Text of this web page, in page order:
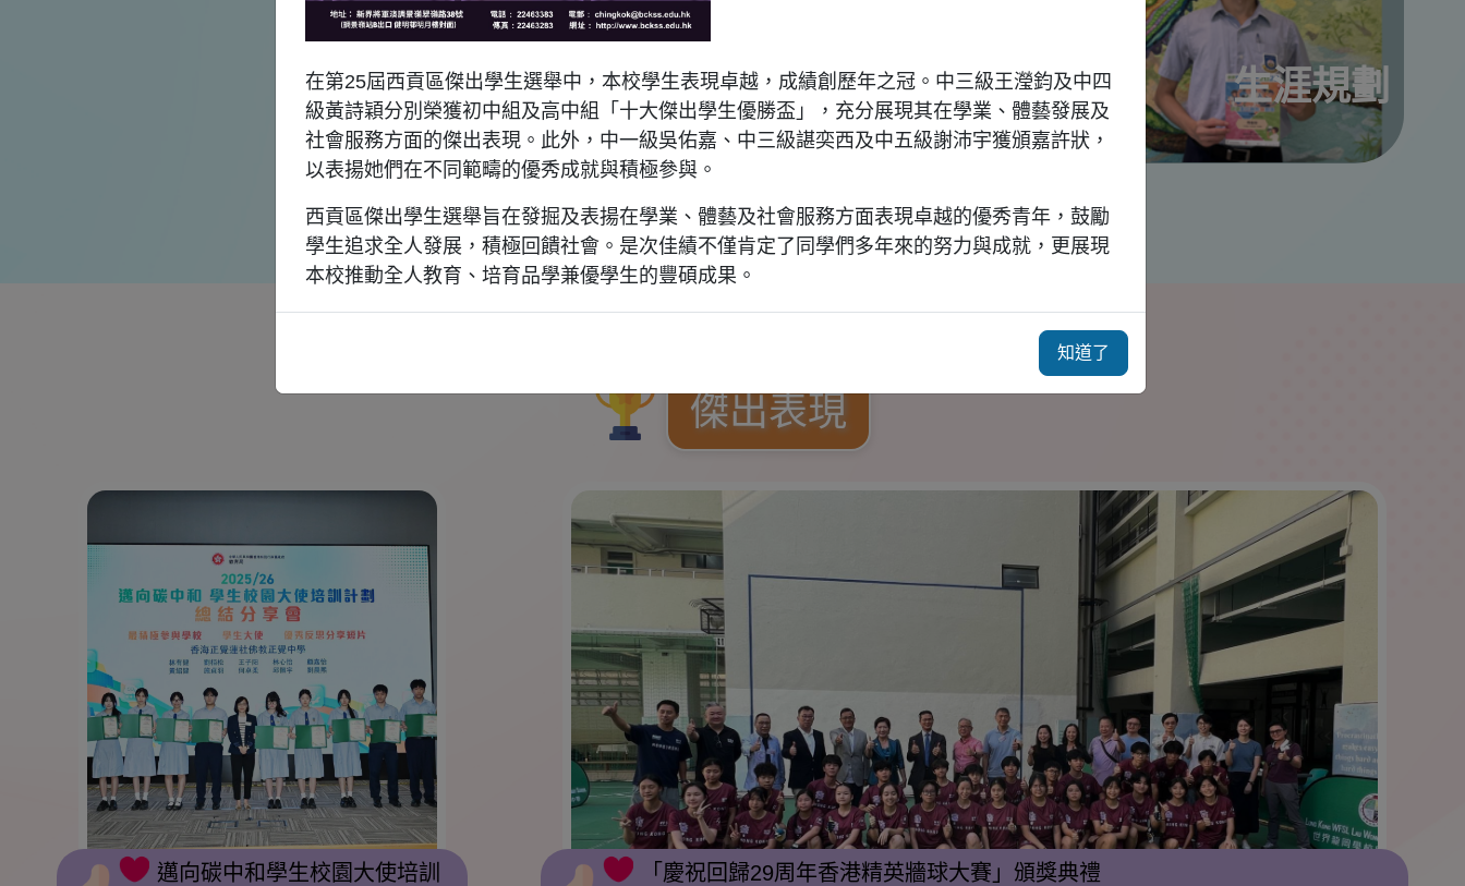
生涯規劃
傑出表現
邁向碳中和學生校園大使培訓
「慶祝回歸29周年香港精英牆球大賽」頒獎典禮
在第25屆西貢區傑出學生選舉中，本校學生表現卓越，成績創歷年之冠。中三級王瀅鈞及中四
級黃詩穎分別榮獲初中組及高中組「十大傑出學生優勝盃」，充分展現其在學業、體藝發展及
社會服務方面的傑出表現。此外，中一級吳佑嘉、中三級諶奕西及中五級謝沛宇獲頒嘉許狀，
以表揚她們在不同範疇的優秀成就與積極參與。
西貢區傑出學生選舉旨在發掘及表揚在學業、體藝及社會服務方面表現卓越的優秀青年，鼓勵
學生追求全人發展，積極回饋社會。是次佳績不僅肯定了同學們多年來的努力與成就，更展現
本校推動全人教育、培育品學兼優學生的豐碩成果。
知道了